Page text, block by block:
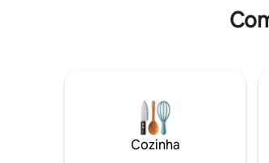
totalmente climatizada em todo e
acessórios e acessórios de alta
A localização fica a 100 metros de
praia rochosa em uma estrada
residencial tranquila a poucos minutos
das praias mais movimentadas.
Cozinha